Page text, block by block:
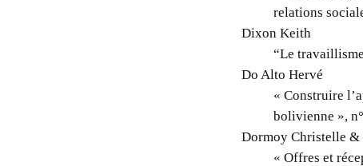
relations
Dixon Keith
“Le
Do Alto Hervé
« Construire
bolivienne »,
Dormoy Christelle &
« Offres et